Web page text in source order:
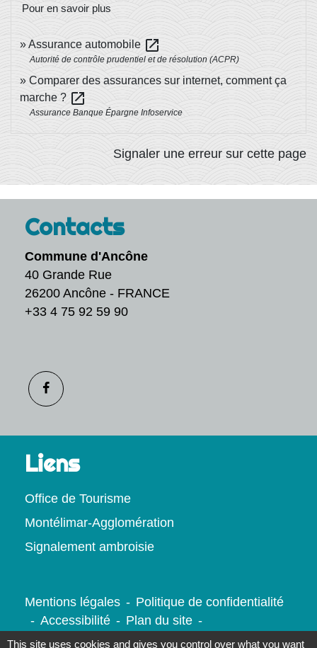
Pour en savoir plus
Assurance automobile open_in_new
Autorité de contrôle prudentiel et de résolution (ACPR)
Comparer des assurances sur internet, comment ça
marche ? open_in_new
Assurance Banque Épargne Infoservice
Signaler une erreur sur cette page
Contacts
Commune d'Ancône
40 Grande Rue
26200 Ancône - FRANCE
+33 4 75 92 59 90
Liens
Office de Tourisme
Montélimar-Agglomération
Signalement ambroisie
Mentions légales - Politique de confidentialité
- Accessibilité - Plan du site -
Gestion des cookies
This site uses cookies and gives you control over what you want